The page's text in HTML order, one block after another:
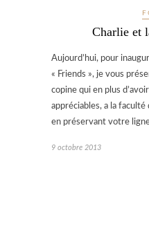
Charlie et
Aujourd’hui, pour
« Friends », je vous
copine qui en plus
appréciables, a la
en préservant votre
9 octobre 2013